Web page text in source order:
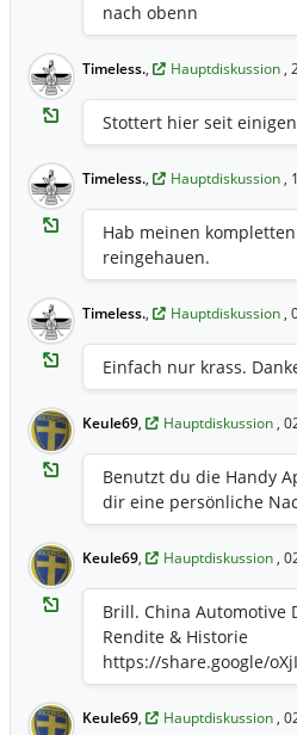
nach obenn
Timeless., Hauptdiskussion ,
Stottert hier seit
Timeless., Hauptdiskussion ,
Hab meinen
reingehauen.
Timeless., Hauptdiskussion ,
Einfach nur krass.
Keule69, Hauptdiskussion ,
Benutzt du die Handy
dir eine persönliche
Keule69, Hauptdiskussion ,
Brill. China Automotive
Rendite & Historie
https://share.google/
Keule69, Hauptdiskussion ,